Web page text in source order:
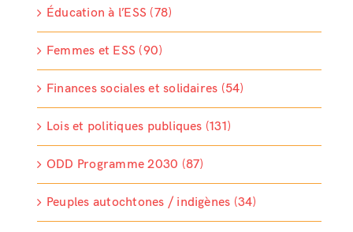
Éducation à l’ESS (78)
Femmes et ESS (90)
Finances sociales et solidaires (54)
Lois et politiques publiques (131)
ODD Programme 2030 (87)
Peuples autochtones / indigènes (34)